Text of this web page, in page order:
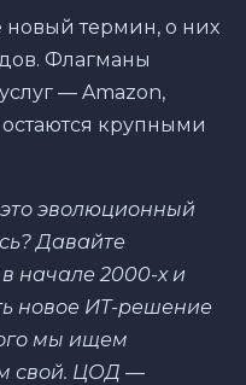
термин, о них
Флагманы
— Amazon,
крупными
эволюционный
Давайте
начале 2000-х и
новое ИТ-решение
мы ищем
свой. ЦОД —